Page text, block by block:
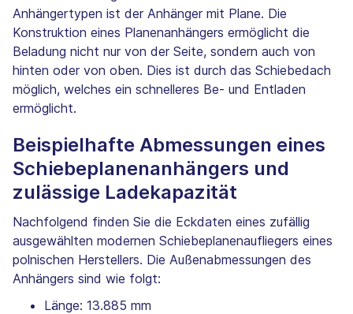
Anhängertypen ist der Anhänger mit Plane. Die
Konstruktion eines Planenanhängers ermöglicht die
Beladung nicht nur von der Seite, sondern auch von
hinten oder von oben. Dies ist durch das Schiebedach
möglich, welches ein schnelleres Be- und Entladen
ermöglicht.
Beispielhafte Abmessungen eines
Schiebeplanenanhängers und
zulässige Ladekapazität
Nachfolgend finden Sie die Eckdaten eines zufällig
ausgewählten modernen Schiebeplanenaufliegers eines
polnischen Herstellers. Die Außenabmessungen des
Anhängers sind wie folgt:
Länge: 13.885 mm